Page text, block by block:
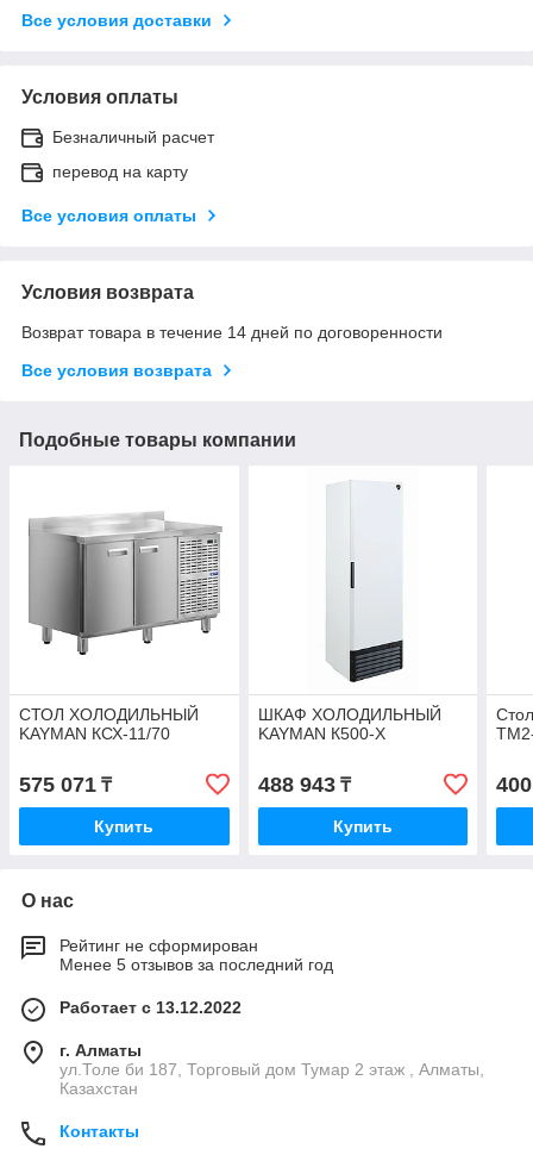
Все условия доставки
Условия оплаты
Безналичный расчет
перевод на карту
Все условия оплаты
Условия возврата
Возврат товара в течение 14 дней по договоренности
Все условия возврата
Подобные товары компании
СТОЛ ХОЛОДИЛЬНЫЙ
KAYMAN КСХ-11/70
575 071 ₸
Купить
ШКАФ ХОЛОДИЛЬНЫЙ
KAYMAN К500-Х
488 943₸
Купить
О нас
Рейтинг не сформирован
Менее 5 отзывов за последний год
Работает с 13.12.2022
г. Алматы
ул.Толе би 187, Торговый дом Тумар 2 этаж , Алматы,
Казахстан
Контакты